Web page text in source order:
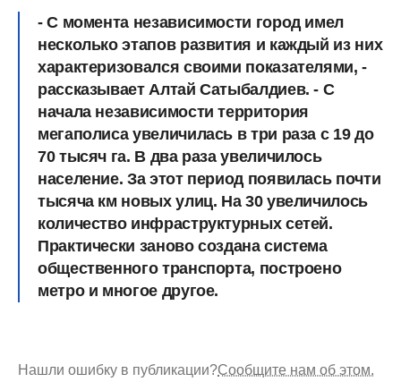
- С момента независимости город имел
несколько этапов развития и каждый из них
характеризовался своими показателями, -
рассказывает Алтай Сатыбалдиев. - С
начала независимости территория
мегаполиса увеличилась в три раза с 19 до
70 тысяч га. В два раза увеличилось
население. За этот период появилась почти
тысяча км новых улиц. На 30 увеличилось
количество инфраструктурных сетей.
Практически заново создана система
общественного транспорта, построено
метро и многое другое.
Нашли ошибку в публикации?Сообщите нам об этом.